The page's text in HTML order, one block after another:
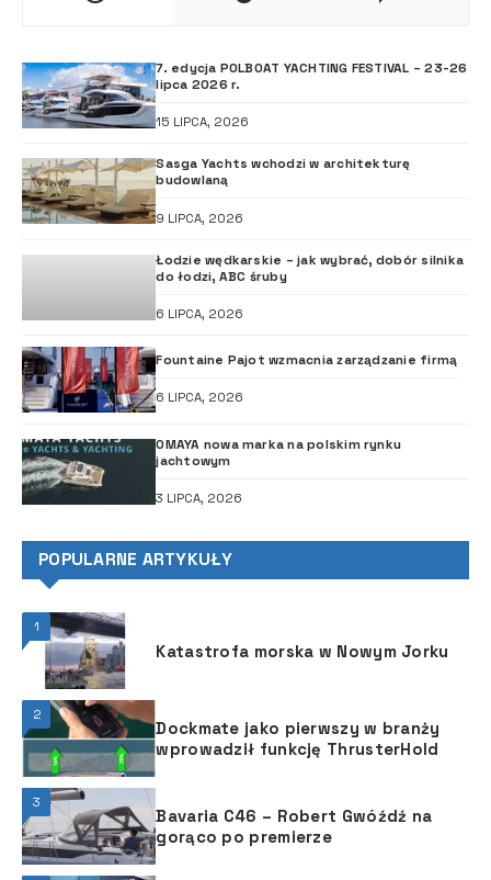
7. edycja POLBOAT YACHTING FESTIVAL – 23-26
lipca 2026 r.
15 LIPCA, 2026
Sasga Yachts wchodzi w architekturę
budowlaną
9 LIPCA, 2026
Łodzie wędkarskie – jak wybrać, dobór silnika
do łodzi, ABC śruby
6 LIPCA, 2026
Fountaine Pajot wzmacnia zarządzanie firmą
6 LIPCA, 2026
OMAYA nowa marka na polskim rynku
jachtowym
3 LIPCA, 2026
POPULARNE ARTYKUŁY
1
Katastrofa morska w Nowym Jorku
2
Dockmate jako pierwszy w branży
wprowadził funkcję ThrusterHold
3
Bavaria C46 – Robert Gwóźdź na
gorąco po premierze